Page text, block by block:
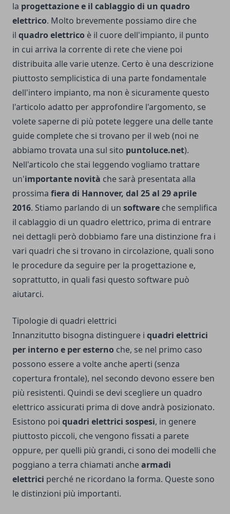
la progettazione e il cablaggio di un quadro
elettrico. Molto brevemente possiamo dire che
il quadro elettrico è il cuore dell'impianto, il punto
in cui arriva la corrente di rete che viene poi
distribuita alle varie utenze. Certo è una descrizione
piuttosto semplicistica di una parte fondamentale
dell'intero impianto, ma non è sicuramente questo
l'articolo adatto per approfondire l'argomento, se
volete saperne di più potete leggere una delle tante
guide complete che si trovano per il web (noi ne
abbiamo trovata una sul sito puntoluce.net).
Nell'articolo che stai leggendo vogliamo trattare
un'importante novità che sarà presentata alla
prossima fiera di Hannover, dal 25 al 29 aprile
2016. Stiamo parlando di un software che semplifica
il cablaggio di un quadro elettrico, prima di entrare
nei dettagli però dobbiamo fare una distinzione fra i
vari quadri che si trovano in circolazione, quali sono
le procedure da seguire per la progettazione e,
soprattutto, in quali fasi questo software può
aiutarci.
Tipologie di quadri elettrici
Innanzitutto bisogna distinguere i quadri elettrici
per interno e per esterno che, se nel primo caso
possono essere a volte anche aperti (senza
copertura frontale), nel secondo devono essere ben
più resistenti. Quindi se devi scegliere un quadro
elettrico assicurati prima di dove andrà posizionato.
Esistono poi quadri elettrici sospesi, in genere
piuttosto piccoli, che vengono fissati a parete
oppure, per quelli più grandi, ci sono dei modelli che
poggiano a terra chiamati anchearmadi
elettrici perché ne ricordano la forma. Queste sono
le distinzioni più importanti.